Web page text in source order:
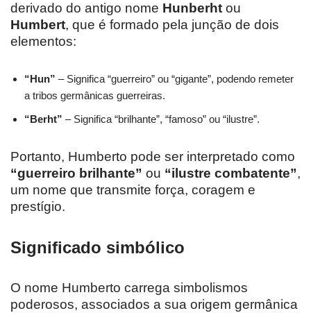
derivado do antigo nome Hunberht ou
Humbert, que é formado pela junção de dois
elementos:
“Hun” – Significa “guerreiro” ou “gigante”, podendo remeter
a tribos germânicas guerreiras.
“Berht” – Significa “brilhante”, “famoso” ou “ilustre”.
Portanto, Humberto pode ser interpretado como
“guerreiro brilhante” ou “ilustre combatente”,
um nome que transmite força, coragem e
prestígio.
Significado simbólico
O nome Humberto carrega simbolismos
poderosos, associados a sua origem germânica